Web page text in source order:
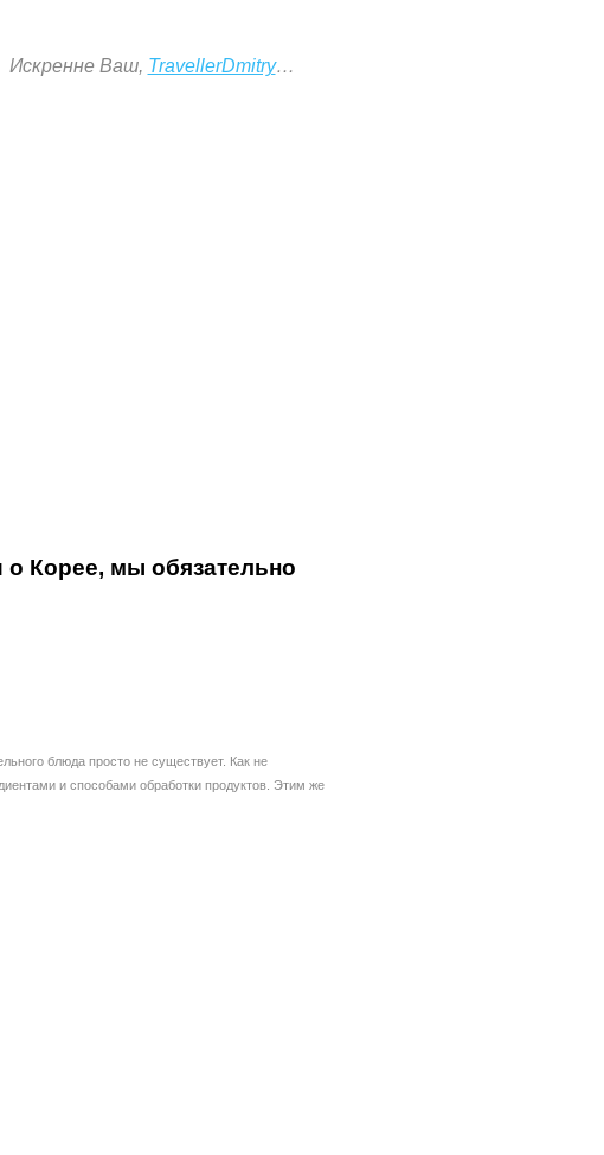
Искренне Ваш, TravellerDmitry…
Корее, мы обязательно
блюда просто не существует. Как не
и способами обработки продуктов. Этим же